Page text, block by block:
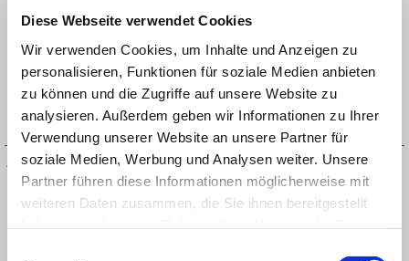
Diese Webseite verwendet Cookies
Wir verwenden Cookies, um Inhalte und Anzeigen zu
personalisieren, Funktionen für soziale Medien anbieten
zu können und die Zugriffe auf unsere Website zu
analysieren. Außerdem geben wir Informationen zu Ihrer
Verwendung unserer Website an unsere Partner für
soziale Medien, Werbung und Analysen weiter. Unsere
Partner führen diese Informationen möglicherweise mit
weiteren Daten zusammen, die Sie ihnen bereitgestellt
APRILIA MIA MULTIMEDIA
PLATFORM for SR GT
Aprilia MIA MULTIMEDIA
PLATFORM